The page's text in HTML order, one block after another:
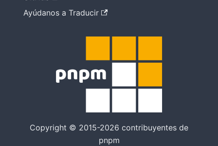
Ayúdanos a Traducir
Copyright © 2015-2026 contribuyentes de
pnpm